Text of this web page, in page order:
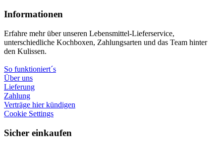
Informationen
Erfahre mehr über unseren Lebensmittel-Lieferservice,
unterschiedliche Kochboxen, Zahlungsarten und das Team hinter
den Kulissen.
So funktioniert´s
Über uns
Lieferung
Zahlung
Verträge hier kündigen
Cookie Settings
Sicher einkaufen